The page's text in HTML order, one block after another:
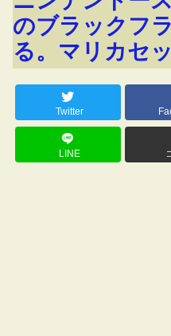
のブラックフ
る。マリカセ
Twitter
LINE